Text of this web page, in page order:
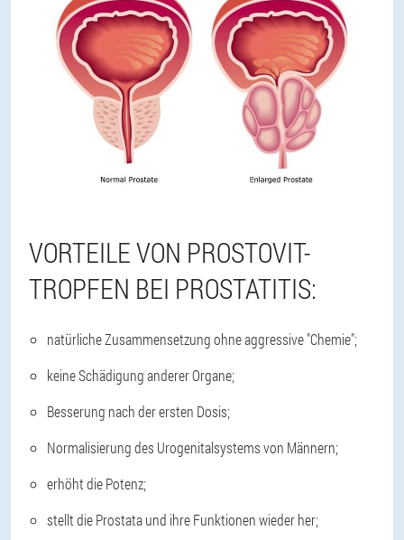
VORTEILE VON PROSTOVIT-
TROPFEN BEI PROSTATITIS:
natürliche Zusammensetzung ohne aggressive "Chemie";
keine Schädigung anderer Organe;
Besserung nach der ersten Dosis;
Normalisierung des Urogenitalsystems von Männern;
erhöht die Potenz;
stellt die Prostata und ihre Funktionen wieder her;